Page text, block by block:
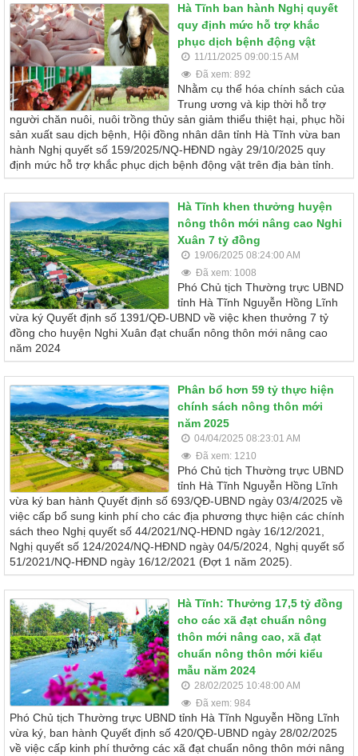
Hà Tĩnh ban hành Nghị quyết
quy định mức hỗ trợ khắc
phục dịch bệnh động vật
11/11/2025 09:00:15 AM
Đã xem: 892
Nhằm cụ thể hóa chính sách của
Trung ương và kịp thời hỗ trợ
người chăn nuôi, nuôi trồng thủy sản giảm thiểu thiệt hại, phục hồi
sản xuất sau dịch bệnh, Hội đồng nhân dân tỉnh Hà Tĩnh vừa ban
hành Nghị quyết số 159/2025/NQ-HĐND ngày 29/10/2025 quy
định mức hỗ trợ khắc phục dịch bệnh động vật trên địa bàn tỉnh.
Hà Tĩnh khen thưởng huyện
nông thôn mới nâng cao Nghi
Xuân 7 tỷ đồng
19/06/2025 08:24:00 AM
Đã xem: 1008
Phó Chủ tịch Thường trực UBND
tỉnh Hà Tĩnh Nguyễn Hồng Lĩnh
vừa ký Quyết định số 1391/QĐ-UBND về việc khen thưởng 7 tỷ
đồng cho huyện Nghi Xuân đạt chuẩn nông thôn mới nâng cao
năm 2024
Phân bổ hơn 59 tỷ thực hiện
chính sách nông thôn mới
năm 2025
04/04/2025 08:23:01 AM
Đã xem: 1210
Phó Chủ tịch Thường trực UBND
tỉnh Hà Tĩnh Nguyễn Hồng Lĩnh
vừa ký ban hành Quyết định số 693/QĐ-UBND ngày 03/4/2025 về
việc cấp bổ sung kinh phí cho các địa phương thực hiện các chính
sách theo Nghị quyết số 44/2021/NQ-HĐND ngày 16/12/2021,
Nghị quyết số 124/2024/NQ-HĐND ngày 04/5/2024, Nghị quyết số
51/2021/NQ-HĐND ngày 16/12/2021 (Đợt 1 năm 2025).
Hà Tĩnh: Thưởng 17,5 tỷ đồng
cho các xã đạt chuẩn nông
thôn mới nâng cao, xã đạt
chuẩn nông thôn mới kiểu
mẫu năm 2024
28/02/2025 10:48:00 AM
Đã xem: 984
Phó Chủ tịch Thường trực UBND tỉnh Hà Tĩnh Nguyễn Hồng Lĩnh
vừa ký, ban hành Quyết định số 420/QĐ-UBND ngày 28/02/2025
về việc cấp kinh phí thưởng các xã đạt chuẩn nông thôn mới nâng